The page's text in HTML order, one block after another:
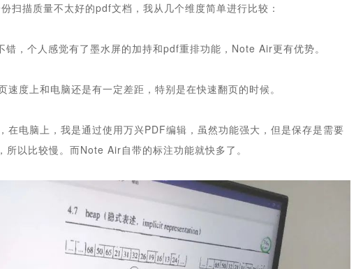
扫描质量不太好的pdf文档，我从几个维度简单进行比较：
错，个人感觉有了墨水屏的加持和pdf重排功能， Note Air更有优势。
速度上和电脑还是有一定差距，特别是在快速翻页的时候。
在电脑上，我是通过使用万兴PDF编辑，虽然功能强大，但是保存是需要
所以比较慢。而Note Air自带的标注功能就快多了。